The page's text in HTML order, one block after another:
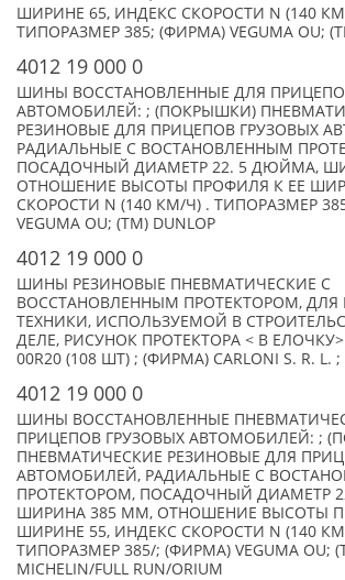
ШИРИНЕ 65, ИНДЕКС СКОРОСТИ N (140
ТИПОРАЗМЕР 385; (ФИРМА) VEGUMA OU;
4012 19 000 0
ШИНЫ ВОССТАНОВЛЕННЫЕ ДЛЯ
АВТОМОБИЛЕЙ: ; (ПОКРЫШКИ)
РЕЗИНОВЫЕ ДЛЯ ПРИЦЕПОВ ГРУЗОВЫХ
РАДИАЛЬНЫЕ С ВОСТАНОВЛЕННЫМ
ПОСАДОЧНЫЙ ДИАМЕТР 22. 5 ДЮЙМА,
ОТНОШЕНИЕ ВЫСОТЫ ПРОФИЛЯ К ЕЕ
СКОРОСТИ N (140 КМ/Ч) . ТИПОРАЗМЕР
VEGUMA OU; (TM) DUNLOP
4012 19 000 0
ШИНЫ РЕЗИНОВЫЕ ПНЕВМАТИЧЕСКИЕ С
ВОССТАНОВЛЕННЫМ ПРОТЕКТОРОМ, ДЛЯ
ТЕХНИКИ, ИСПОЛЬЗУЕМОЙ В
ДЕЛЕ, РИСУНОК ПРОТЕКТОРА < В ЕЛОЧКУ>
00R20 (108 ШТ) ; (ФИРМА) CARLONI S. R. L. ;
4012 19 000 0
ШИНЫ ВОССТАНОВЛЕННЫЕ
ПРИЦЕПОВ ГРУЗОВЫХ АВТОМОБИЛЕЙ: ;
ПНЕВМАТИЧЕСКИЕ РЕЗИНОВЫЕ ДЛЯ
АВТОМОБИЛЕЙ, РАДИАЛЬНЫЕ С
ПРОТЕКТОРОМ, ПОСАДОЧНЫЙ ДИАМЕТР
ШИРИНА 385 ММ, ОТНОШЕНИЕ ВЫСОТЫ
ШИРИНЕ 55, ИНДЕКС СКОРОСТИ N (140
ТИПОРАЗМЕР 385/; (ФИРМА) VEGUMA OU;
MICHELIN/FULL RUN/ORIUM